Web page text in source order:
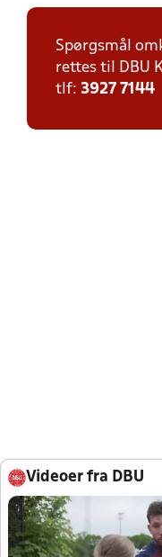
Spørgsmål
rettes til DBU
tlf: 3927 7144
Videoer fra DBU